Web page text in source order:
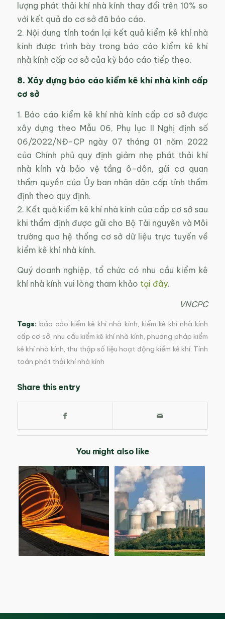
lượng phát thải khí nhà kính thay đổi trên 10% so
với kết quả do cơ sở đã báo cáo.
2. Nội dung tính toán lại kết quả kiểm kê khí nhà
kính được trình bày trong báo cáo kiểm kê khí
nhà kính cấp cơ sở của kỳ báo cáo tiếp theo.
8. Xây dựng báo cáo kiểm kê khí nhà kính cấp
cơ sở
1. Báo cáo kiểm kê khí nhà kính cấp cơ sở được
xây dựng theo Mẫu 06, Phụ lục II Nghị định số
06/2022/NĐ-CP ngày 07 tháng 01 năm 2022
của Chính phủ quy định giảm nhẹ phát thải khí
nhà kính và bảo vệ tầng ô-dôn, gửi cơ quan
thẩm quyền của Ủy ban nhân dân cấp tỉnh thẩm
định theo quy định.
2. Kết quả kiểm kê khí nhà kính của cấp cơ sở sau
khi thẩm định được gửi cho Bộ Tài nguyên và Môi
trường qua hệ thống cơ sở dữ liệu trực tuyến về
kiểm kê khí nhà kính.
Quý doanh nghiệp, tổ chức có nhu cầu kiểm kê
khí nhà kính vui lòng tham khảo tại đây.
VNCPC
Tags: báo cáo kiểm kê khí nhà kính, kiểm kê khí nhà kính
cấp cơ sở,nhu cầu kiểm kê khí nhà kính,phương pháp kiểm
kê khí nhà kính, thu thập số liệu hoạt động kiểm kê khí, Tính
toán phát thải khí nhà kính
Share this entry
You might also like